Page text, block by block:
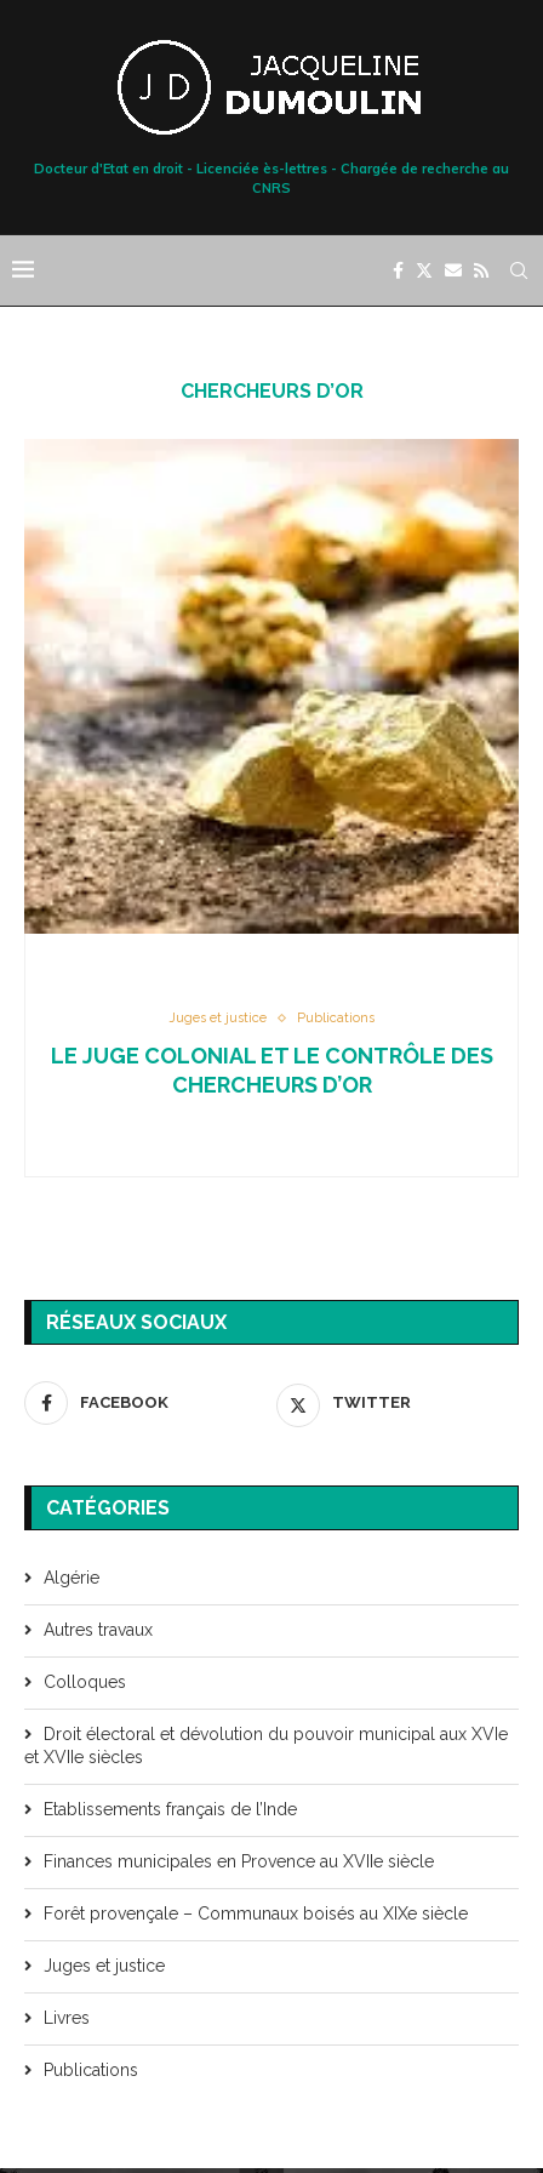
Docteur d'Etat en droit - Licenciée ès-lettres - Chargée de recherche au
CNRS
CHERCHEURS D’OR
Juges et justice Publications
LE JUGE COLONIAL ET LE CONTRÔLE DES
CHERCHEURS D’OR
RÉSEAUX SOCIAUX
FACEBOOK TWITTER
CATÉGORIES
Algérie
Autres travaux
Colloques
Droit électoral et dévolution du pouvoir municipal aux XVIe
et XVIIe siècles
Etablissements français de l’Inde
Finances municipales en Provence au XVIIe siècle
Forêt provençale – Communaux boisés au XIXe siècle
Juges et justice
Livres
Publications